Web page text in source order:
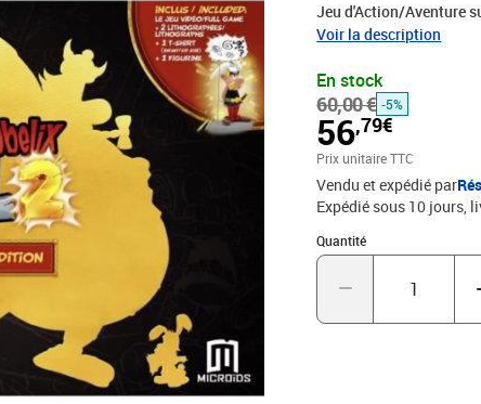
Jeu d'Action/Aventure
Voir la description
En stock
60,00 € -5%
56,79€
Prix unitaire TTC
Vendu et expédié par
Expédié sous 10 jours
Quantité
Quantité : 1